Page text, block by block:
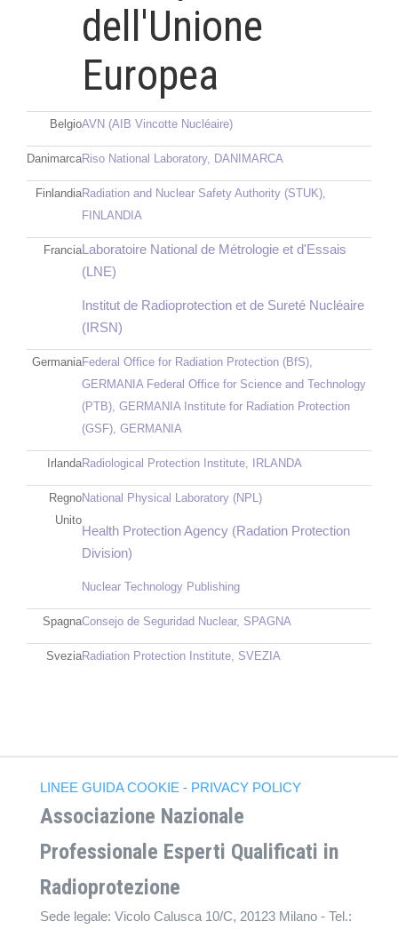
dell'Unione
Europea
BelgioAVN (AIB Vincotte Nucléaire)
DanimarcaRiso National Laboratory, DANIMARCA
FinlandiaRadiation and Nuclear Safety Authority (STUK),
FINLANDIA
FranciaLaboratoire National de Métrologie et d'Essais
(LNE)
Institut de Radioprotection et de Sureté Nucléaire
(IRSN)
GermaniaFederal Office for Radiation Protection (BfS),
GERMANIA Federal Office for Science and Technology
(PTB), GERMANIA Institute for Radiation Protection
(GSF), GERMANIA
IrlandaRadiological Protection Institute, IRLANDA
Regno
Unito
National Physical Laboratory (NPL)
Health Protection Agency (Radation Protection
Division)
Nuclear Technology Publishing
SpagnaConsejo de Seguridad Nuclear, SPAGNA
SveziaRadiation Protection Institute, SVEZIA
LINEE GUIDA COOKIE - PRIVACY POLICY
Associazione Nazionale
Professionale Esperti Qualificati in
Radioprotezione
Sede legale: Vicolo Calusca 10/C, 20123 Milano - Tel.: